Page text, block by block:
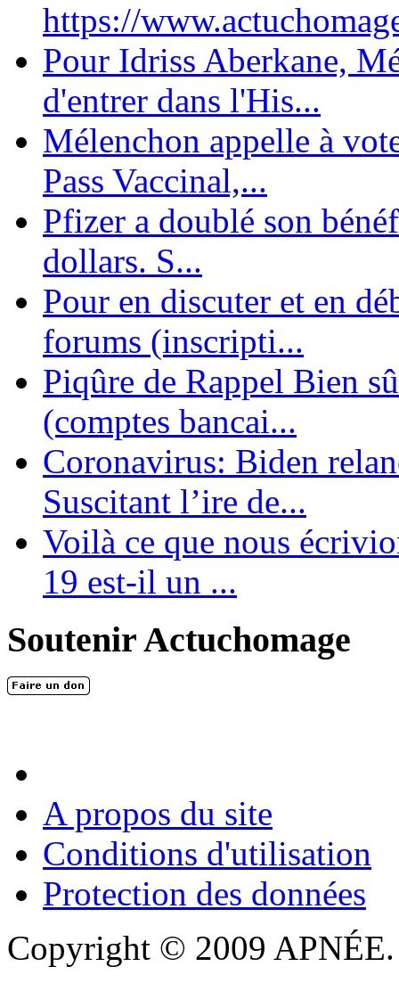
https://
Pour Idriss Aberkane,
d'entrer dans l'His...
Mélenchon appelle à
Pass Vaccinal,...
Pfizer a doublé son
dollars. S...
Pour en discuter et en
forums (inscripti...
Piqûre de Rappel Bien
(comptes bancai...
Coronavirus: Biden
Suscitant l’ire de...
Voilà ce que nous
19 est-il un ...
Soutenir Actuchomage
A propos du site
Conditions d'utilisation
Protection des données
Copyright © 2009 APNÉE.